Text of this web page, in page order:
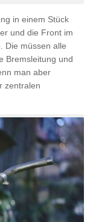
in einem Stück
und die Front im
Die müssen alle
Bremsleitung und
man aber
zentralen